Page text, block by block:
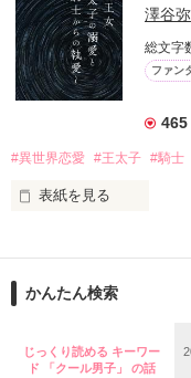
傷モノになったアイリ
たっぷり愛され甘やか
Berry'sFantasy vol.49
漫画：葉々ねろ先生
とびきり可愛い漫画に
さいませ。
＃王太子妃にはなりま
シザーリオ公爵家の令
どうやらこれは、他人
式の予行のためにレオ
「わたくし、そんなに
澤谷弥
総文字
ファン
465
#異世界恋愛 #王太子 #騎士
表紙を見る
幼い頃から私兵団の訓
だが、なぜかグルブラ
婚約者候補から外れた
ルドルフに純潔をもら
かんたん検索
じっくり読める キーワー
ド 「クール男子」 の話